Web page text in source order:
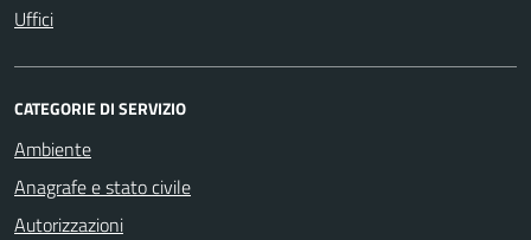
Uffici
CATEGORIE DI SERVIZIO
Ambiente
Anagrafe e stato civile
Autorizzazioni